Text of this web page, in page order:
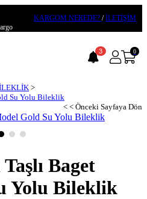
KARGOM NEREDE? /İLETİŞİM
3 0
>
Su Yolu Bileklik
< < Önceki Sayfaya Dön
Baget
Yolu Bileklik